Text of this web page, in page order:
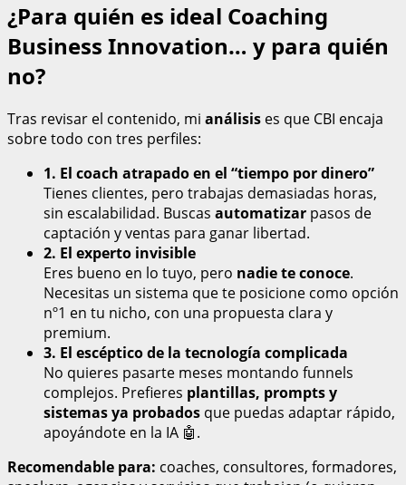
¿Para quién es ideal Coaching
Business Innovation… y para quién
no?
Tras revisar el contenido, mi análisis es que CBI encaja
sobre todo con tres perfiles:
1. El coach atrapado en el “tiempo por dinero”
Tienes clientes, pero trabajas demasiadas horas,
sin escalabilidad. Buscas automatizar pasos de
captación y ventas para ganar libertad.
2. El experto invisible
Eres bueno en lo tuyo, pero nadie te conoce.
Necesitas un sistema que te posicione como opción
nº1 en tu nicho, con una propuesta clara y
premium.
3. El escéptico de la tecnología complicada
No quieres pasarte meses montando funnels
complejos. Prefieres plantillas, prompts y
sistemas ya probados que puedas adaptar rápido,
apoyándote en la IA 🤖.
Recomendable para: coaches, consultores, formadores,